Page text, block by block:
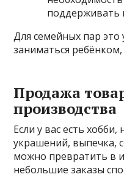
поддерживать
Для семейных пар
заниматься
Продажа
производства
Если у вас есть
украшений, выпечка,
можно превратить в
небольшие заказы